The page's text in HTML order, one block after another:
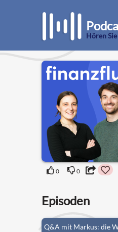
Hören
0 0
Episoden
Q&A mit Markus: die